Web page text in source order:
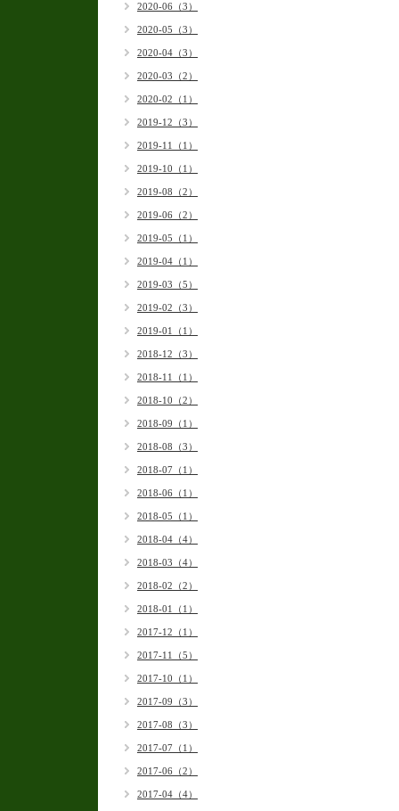
2020-06（3）
2020-05（3）
2020-04（3）
2020-03（2）
2020-02（1）
2019-12（3）
2019-11（1）
2019-10（1）
2019-08（2）
2019-06（2）
2019-05（1）
2019-04（1）
2019-03（5）
2019-02（3）
2019-01（1）
2018-12（3）
2018-11（1）
2018-10（2）
2018-09（1）
2018-08（3）
2018-07（1）
2018-06（1）
2018-05（1）
2018-04（4）
2018-03（4）
2018-02（2）
2018-01（1）
2017-12（1）
2017-11（5）
2017-10（1）
2017-09（3）
2017-08（3）
2017-07（1）
2017-06（2）
2017-04（4）